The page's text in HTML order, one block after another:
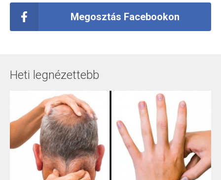
Megosztás Facebookon
Heti legnézettebb